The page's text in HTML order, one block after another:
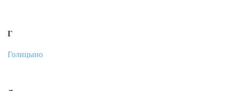
Г
Голицыно